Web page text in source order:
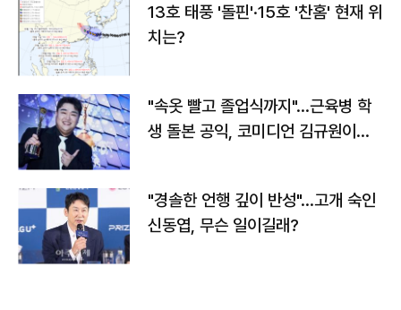
13호 태풍 '돌핀'·15호 '찬홈' 현재 위
치는?
"속옷 빨고 졸업식까지"…근육병 학
생 돌본 공익, 코미디언 김규원이었
"경솔한 언행 깊이 반성"…고개 숙인
신동엽, 무슨 일이길래?